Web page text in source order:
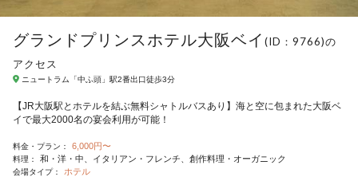
グランドプリンスホテル大阪ベイ (ID：9766)の
アクセス
ニュートラム「中ふ頭」駅2番出口徒歩3分
【JR大阪駅とホテルを結ぶ無料シャトルバスあり】海と空に包まれた大阪ベ
イで最大2000名の宴会利用が可能！
料金・プラン： 6,000円〜
料理： 和・洋・中 イタリアン・フレンチ 創作料理・オーガニック
会場タイプ： ホテル